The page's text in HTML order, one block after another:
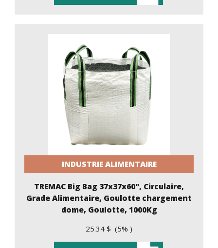
INDUSTRIE ALIMENTAIRE
TREMAC Big Bag 37x37x60", Circulaire,
Grade Alimentaire, Goulotte chargement
dome, Goulotte, 1000Kg
25.34 $ (5% )